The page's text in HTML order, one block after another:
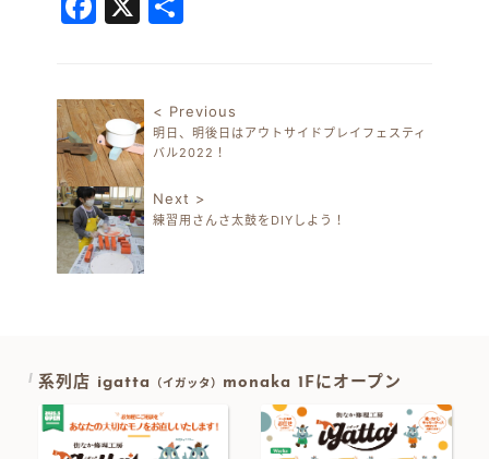
投稿ナビゲーション
< Previous
明日、明後日はアウトサイドプレイフェスティ
バル2022！
Next >
練習用さんさ太鼓をDIYしよう！
系列店 igatta （イガッタ） monaka 1Fにオープン